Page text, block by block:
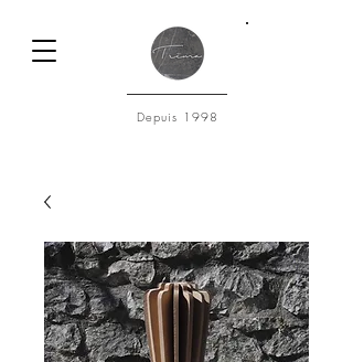
Depuis 1998